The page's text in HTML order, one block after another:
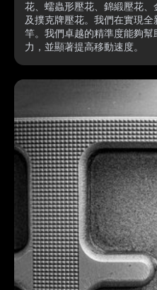
花、蠕蟲形壓花、錦緞壓花
及撲克牌壓花。我們在實現
竿。我們卓越的精準度能夠
力，並顯著提高移動速度。